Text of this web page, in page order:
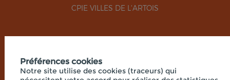
CPIE VILLES DE L'ARTOIS
Préférences cookies
Notre site utilise des cookies (traceurs) qui